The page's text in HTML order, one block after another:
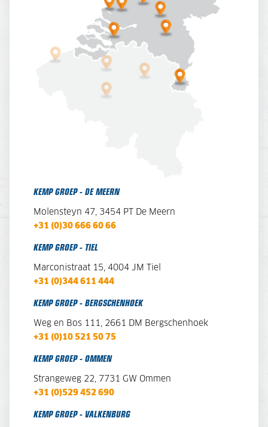
KEMP GROEP - DE MEERN
Molensteyn 47, 3454 PT De Meern
+31 (0)30 666 60 66
KEMP GROEP - TIEL
Marconistraat 15, 4004 JM Tiel
+31 (0)344 611 444
KEMP GROEP - BERGSCHENHOEK
Weg en Bos 111, 2661 DM Bergschenhoek
+31 (0)10 521 50 75
KEMP GROEP - OMMEN
Strangeweg 22, 7731 GW Ommen
+31 (0)529 452 690
KEMP GROEP - VALKENBURG